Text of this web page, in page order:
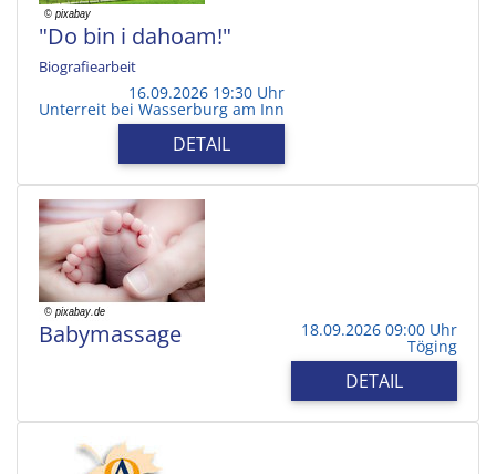
"Do bin i dahoam!"
Biografiearbeit
16.09.2026 19:30 Uhr
Unterreit bei Wasserburg am Inn
DETAIL
Babymassage 18.09.2026 09:00 Uhr
Töging
DETAIL